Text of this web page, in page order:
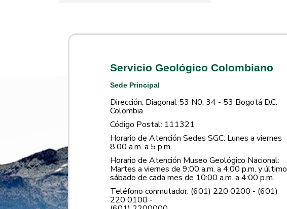
Servicio Geológico Colombiano
Sede Principal
Dirección: Diagonal 53 N0. 34 - 53 Bogotá D.C.
Colombia
Código Postal: 111321
Horario de Atención Sedes SGC: Lunes a viernes
8.00 a.m. a 5 p.m.
Horario de Atención Museo Geológico Nacional:
Martes a viernes de 9:00 a.m. a 4:00 p.m. y último
sábado de cada mes de 10:00 a.m. a 4:00 p.m.
Teléfono conmutador: (601) 220 0200 - (601)
220 0100 -